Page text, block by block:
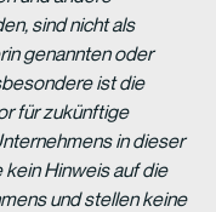
sind nicht als
genannten oder
ist die
für zukünftige
in dieser
Hinweis auf die
und stellen keine